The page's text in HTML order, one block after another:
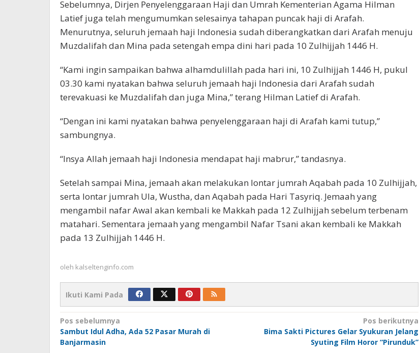
Sebelumnya, Dirjen Penyelenggaraan Haji dan Umrah Kementerian Agama Hilman
Latief juga telah mengumumkan selesainya tahapan puncak haji di Arafah.
Menurutnya, seluruh jemaah haji Indonesia sudah diberangkatkan dari Arafah menuju
Muzdalifah dan Mina pada setengah empa dini hari pada 10 Zulhijjah 1446 H.
“Kami ingin sampaikan bahwa alhamdulillah pada hari ini, 10 Zulhijjah 1446 H, pukul
03.30 kami nyatakan bahwa seluruh jemaah haji Indonesia dari Arafah sudah
terevakuasi ke Muzdalifah dan juga Mina,” terang Hilman Latief di Arafah.
“Dengan ini kami nyatakan bahwa penyelenggaraan haji di Arafah kami tutup,”
sambungnya.
“Insya Allah jemaah haji Indonesia mendapat haji mabrur,” tandasnya.
Setelah sampai Mina, jemaah akan melakukan lontar jumrah Aqabah pada 10 Zulhijjah,
serta lontar jumrah Ula, Wustha, dan Aqabah pada Hari Tasyriq. Jemaah yang
mengambil nafar Awal akan kembali ke Makkah pada 12 Zulhijjah sebelum terbenam
matahari. Sementara jemaah yang mengambil Nafar Tsani akan kembali ke Makkah
pada 13 Zulhijjah 1446 H.
oleh kalseltenginfo.com
Ikuti Kami Pada
Navigasi
pos
Pos sebelumnya
Sambut Idul Adha, Ada 52 Pasar Murah di
Banjarmasin
Pos berikutnya
Bima Sakti Pictures Gelar Syukuran Jelang
Syuting Film Horor “Pirunduk”